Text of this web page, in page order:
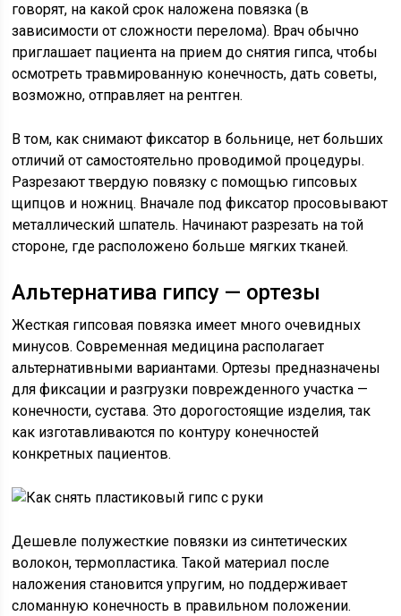
говорят, на какой срок наложена повязка (в
зависимости от сложности перелома). Врач обычно
приглашает пациента на прием до снятия гипса, чтобы
осмотреть травмированную конечность, дать советы,
возможно, отправляет на рентген.
В том, как снимают фиксатор в больнице, нет больших
отличий от самостоятельно проводимой процедуры.
Разрезают твердую повязку с помощью гипсовых
щипцов и ножниц. Вначале под фиксатор просовывают
металлический шпатель. Начинают разрезать на той
стороне, где расположено больше мягких тканей.
Альтернатива гипсу — ортезы
Жесткая гипсовая повязка имеет много очевидных
минусов. Современная медицина располагает
альтернативными вариантами. Ортезы предназначены
для фиксации и разгрузки поврежденного участка —
конечности, сустава. Это дорогостоящие изделия, так
как изготавливаются по контуру конечностей
конкретных пациентов.
Дешевле полужесткие повязки из синтетических
волокон, термопластика. Такой материал после
наложения становится упругим, но поддерживает
сломанную конечность в правильном положении.